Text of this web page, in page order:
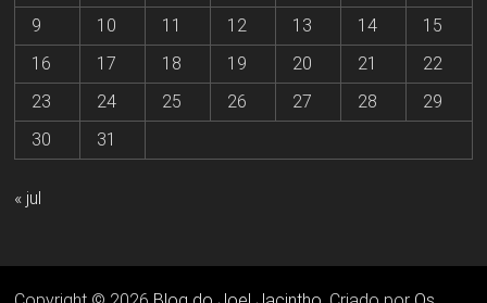
9
10 11 12 13 14
15
16
17 18 19 20 21
22
23
24 25 26 27 28
29
30
31
« jul